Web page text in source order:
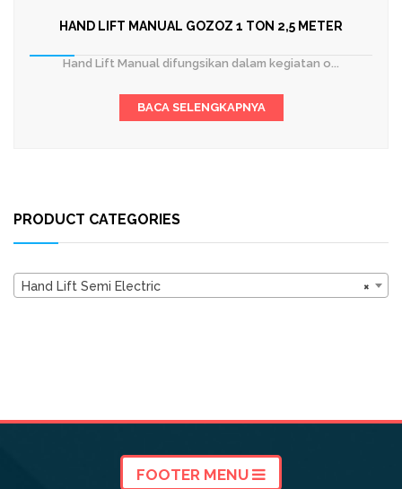
HAND LIFT MANUAL GOZOZ 1 TON 2,5 METER
Hand Lift Manual difungsikan dalam kegiatan o...
BACA SELENGKAPNYA
PRODUCT CATEGORIES
×
Hand Lift Semi Electric
FOOTER MENU